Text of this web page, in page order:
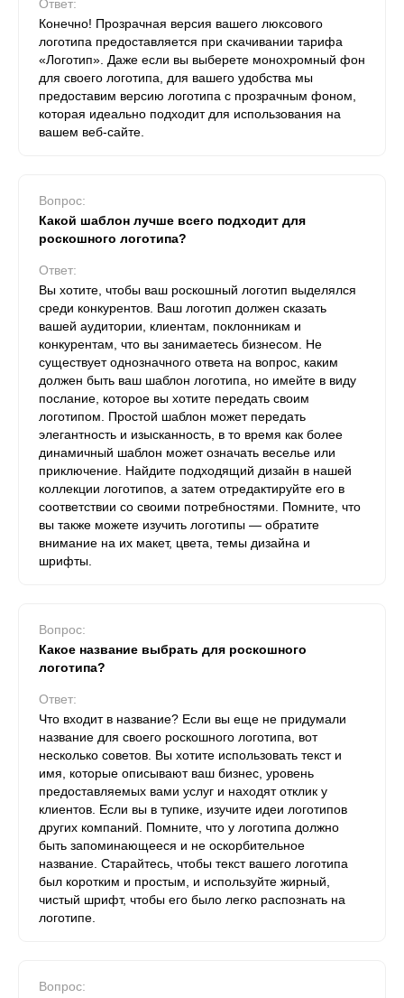
Ответ:
Конечно! Прозрачная версия вашего люксового
логотипа предоставляется при скачивании тарифа
«Логотип». Даже если вы выберете монохромный фон
для своего логотипа, для вашего удобства мы
предоставим версию логотипа с прозрачным фоном,
которая идеально подходит для использования на
вашем веб-сайте.
Вопрос:
Какой шаблон лучше всего подходит для
роскошного логотипа?
Ответ:
Вы хотите, чтобы ваш роскошный логотип выделялся
среди конкурентов. Ваш логотип должен сказать
вашей аудитории, клиентам, поклонникам и
конкурентам, что вы занимаетесь бизнесом. Не
существует однозначного ответа на вопрос, каким
должен быть ваш шаблон логотипа, но имейте в виду
послание, которое вы хотите передать своим
логотипом. Простой шаблон может передать
элегантность и изысканность, в то время как более
динамичный шаблон может означать веселье или
приключение. Найдите подходящий дизайн в нашей
коллекции логотипов, а затем отредактируйте его в
соответствии со своими потребностями. Помните, что
вы также можете изучить логотипы — обратите
внимание на их макет, цвета, темы дизайна и
шрифты.
Вопрос:
Какое название выбрать для роскошного
логотипа?
Ответ:
Что входит в название? Если вы еще не придумали
название для своего роскошного логотипа, вот
несколько советов. Вы хотите использовать текст и
имя, которые описывают ваш бизнес, уровень
предоставляемых вами услуг и находят отклик у
клиентов. Если вы в тупике, изучите идеи логотипов
других компаний. Помните, что у логотипа должно
быть запоминающееся и не оскорбительное
название. Старайтесь, чтобы текст вашего логотипа
был коротким и простым, и используйте жирный,
чистый шрифт, чтобы его было легко распознать на
логотипе.
Вопрос: